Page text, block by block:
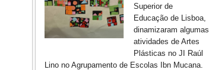
Superior de
Educação de Lisboa,
dinamizaram algumas
atividades de Artes
Plásticas no JI Raúl
Lino no Agrupamento de Escolas Ibn Mucana.